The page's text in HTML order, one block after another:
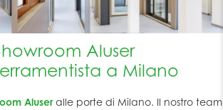
Aluser
a Milano
Aluser alle porte di Milano. Il nostro team